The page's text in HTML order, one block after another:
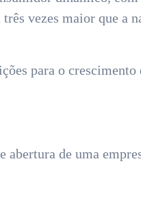
vezes maior que a
para o crescimento
abertura de uma